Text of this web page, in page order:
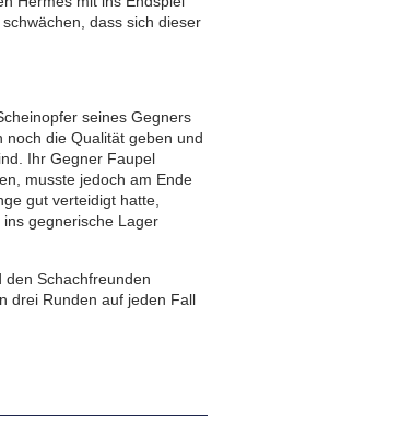
dass sich dieser
seines Gegners
noch die Qualität geben und
Ihr Gegner Faupel
musste jedoch am Ende
gut verteidigt hatte,
gegnerische Lager
den Schachfreunden
drei Runden auf jeden Fall